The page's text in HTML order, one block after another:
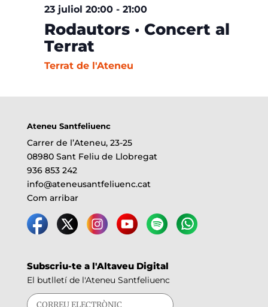
23 juliol 20:00- 21:00
Rodautors · Concert al
Terrat
Terrat de l'Ateneu
Ateneu Santfeliuenc
Carrer de l’Ateneu, 23-25
08980 Sant Feliu de Llobregat
936 853 242
info@ateneusantfeliuenc.cat
Com arribar
Subscriu-te a l'Altaveu Digital
El butlletí de l'Ateneu Santfeliuenc